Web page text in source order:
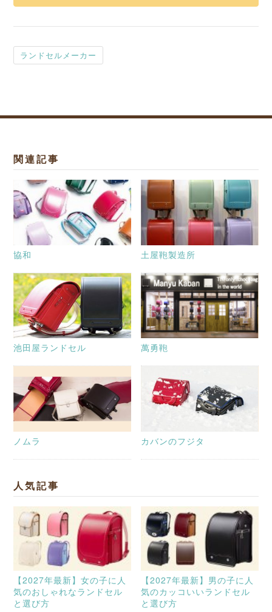
ランドセルメーカー
関連記事
協和 土屋鞄製造所
池田屋ランドセル 萬勇鞄
ノムラ カバンのフジタ
人気記事
【2027年最新】女の子に人
気のおしゃれなランドセル
と選び方
【2027年最新】男の子に人
気のカッコいいランドセル
と選び方